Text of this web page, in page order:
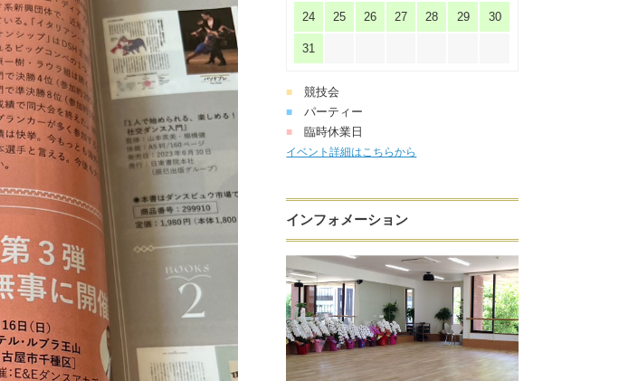
24 25 26 27 28 29 30
31
■ 競技会
■ パーティー
■ 臨時休業日
イベント詳細はこちらから
インフォメーション